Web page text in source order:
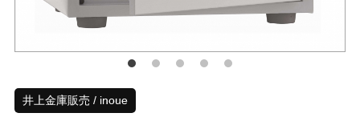
井上金庫販売 / inoue